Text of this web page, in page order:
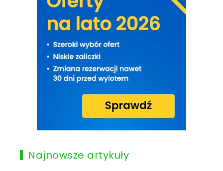
Najnowsze artykuły